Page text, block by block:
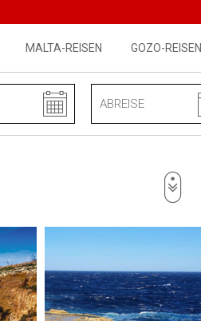
MALTA-REISEN GOZO-REISEN